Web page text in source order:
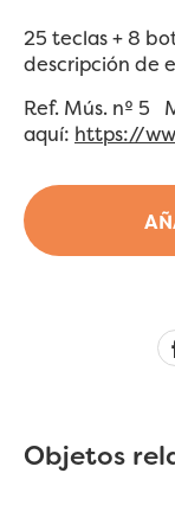
25 teclas + 8
descripción de
Ref. Mús. nº 5
aquí: https://
Objetos